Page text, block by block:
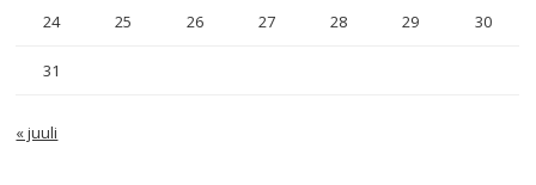
24 25 26 27 28 29 30
31
« juuli